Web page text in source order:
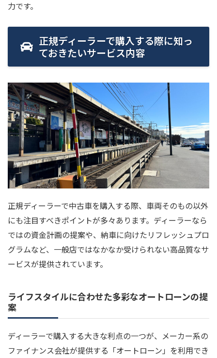
力です。
正規ディーラーで購入する際に知っ
ておきたいサービス内容
正規ディーラーで中古車を購入する際、車両そのもの以外
にも注目すべきポイントが多々あります。ディーラーなら
ではの資金計画の提案や、納車に向けたリフレッシュプロ
グラムなど、一般店ではなかなか受けられない高品質なサ
ービスが提供されています。
ライフスタイルに合わせた多彩なオートローンの提
案
ディーラーで購入する大きな利点の一つが、メーカー系の
ファイナンス会社が提供する「オートローン」を利用でき